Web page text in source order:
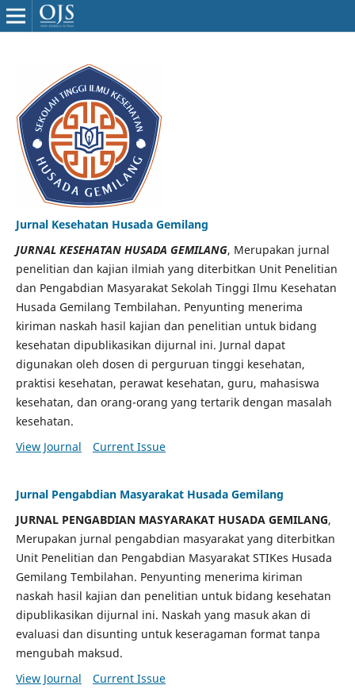
Jurnal Kesehatan Husada Gemilang
JURNAL KESEHATAN HUSADA GEMILANG, Merupakan jurnal
penelitian dan kajian ilmiah yang diterbitkan Unit Penelitian
dan Pengabdian Masyarakat Sekolah Tinggi Ilmu Kesehatan
Husada Gemilang Tembilahan. Penyunting menerima
kiriman naskah hasil kajian dan penelitian untuk bidang
kesehatan dipublikasikan dijurnal ini. Jurnal dapat
digunakan oleh dosen di perguruan tinggi kesehatan,
praktisi kesehatan, perawat kesehatan, guru, mahasiswa
kesehatan, dan orang-orang yang tertarik dengan masalah
kesehatan.
View Journal
Current Issue
Jurnal Pengabdian Masyarakat Husada Gemilang
JURNAL PENGABDIAN MASYARAKAT HUSADA GEMILANG,
Merupakan jurnal pengabdian masyarakat yang diterbitkan
Unit Penelitian dan Pengabdian Masyarakat STIKes Husada
Gemilang Tembilahan. Penyunting menerima kiriman
naskah hasil kajian dan penelitian untuk bidang kesehatan
dipublikasikan dijurnal ini. Naskah yang masuk akan di
evaluasi dan disunting untuk keseragaman format tanpa
mengubah maksud.
View Journal
Current Issue